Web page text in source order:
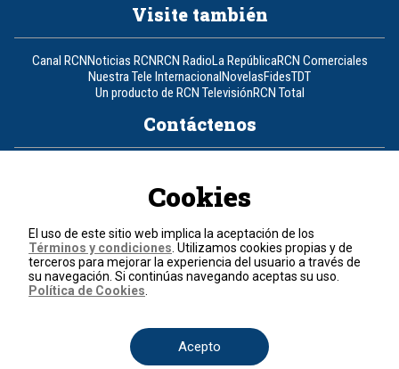
Visite también
Canal RCNNoticias RCNRCN RadioLa RepúblicaRCN Comerciales
Nuestra Tele InternacionalNovelasFidesTDT
Un producto de RCN TelevisiónRCN Total
Contáctenos
Política de cookies
Términos y condiciones
© 2026, RCN Medios.
Todos los derechos reservados.
Cookies
El uso de este sitio web implica la aceptación de los
Términos y condiciones . Utilizamos cookies propias y de
terceros para mejorar la experiencia del usuario a través de
su navegación. Si continúas navegando aceptas su uso.
Política de Cookies
Acepto